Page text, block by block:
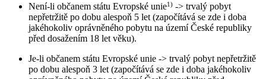
Není-li občanem státu Evropské unie1) -> trvalý pobyt
nepřetržitě po dobu alespoň 5 let (započítává se zde i doba
jakéhokoliv oprávněného pobytu na území České republiky
před dosažením 18 let věku).
Je-li občanem státu Evropské unie -> trvalý pobyt nepřetržitě
po dobu alespoň 3 let (započítává se zde i doba jakéhokoliv